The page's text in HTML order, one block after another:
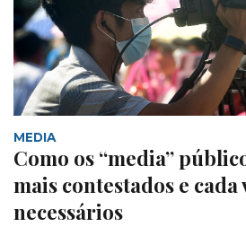
MEDIA
Como os “media”
mais contestados e cada
necessários